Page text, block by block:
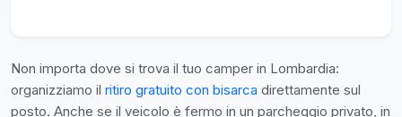
Non importa dove si trova il tuo camper in Lombardia:
organizziamo il ritiro gratuito con bisarca direttamente sul
posto. Anche se il veicolo è fermo in un parcheggio privato, in